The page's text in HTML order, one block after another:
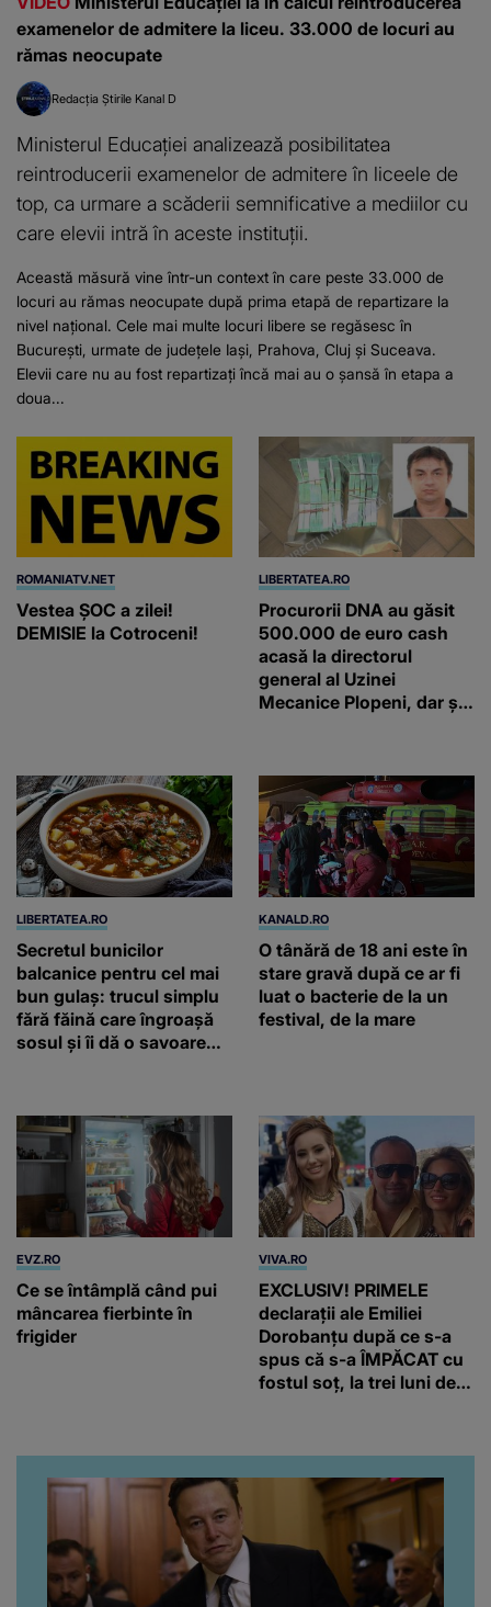
examenelor de admitere la liceu. 33.000 de locuri au
rămas neocupate
Redacția Știrile Kanal D
Ministerul Educației analizează posibilitatea
reintroducerii examenelor de admitere în liceele de
top, ca urmare a scăderii semnificative a mediilor cu
care elevii intră în aceste instituții.
Această măsură vine într-un context în care peste 33.000 de
locuri au rămas neocupate după prima etapă de repartizare la
nivel național. Cele mai multe locuri libere se regăsesc în
București, urmate de județele Iași, Prahova, Cluj și Suceava.
Elevii care nu au fost repartizați încă mai au o șansă în etapa a
doua...
ROMANIATV.NET
Vestea ȘOC a zilei!
DEMISIE la Cotroceni!
LIBERTATEA.RO
Procurorii DNA au găsit
500.000 de euro cash
acasă la directorul
general al Uzinei
Mecanice Plopeni, dar și
LIBERTATEA.RO
Secretul bunicilor
balcanice pentru cel mai
bun gulaș: trucul simplu
fără făină care îngroașă
sosul și îi dă o savoare
KANALD.RO
O tânără de 18 ani este în
stare gravă după ce ar fi
luat o bacterie de la un
festival, de la mare
EVZ.RO
Ce se întâmplă când pui
mâncarea fierbinte în
frigider
VIVA.RO
EXCLUSIV! PRIMELE
declarații ale Emiliei
Dorobanțu după ce s-a
spus că s-a ÎMPĂCAT cu
fostul soț, la trei luni de
artistă i-a lăsat MASCĂ
pe toți. De data aceasta,
chiar a rupt tăcerea:
”Poate că aveam să ne
spunem, să ne...”